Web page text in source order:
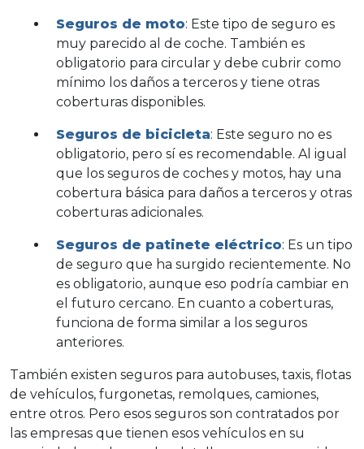
Seguros de moto: Este tipo de seguro es
muy parecido al de coche. También es
obligatorio para circular y debe cubrir como
mínimo los daños a terceros y tiene otras
coberturas disponibles.
Seguros de bicicleta: Este seguro no es
obligatorio, pero sí es recomendable. Al igual
que los seguros de coches y motos, hay una
cobertura básica para daños a terceros y otras
coberturas adicionales.
Seguros de patinete eléctrico: Es un tipo
de seguro que ha surgido recientemente. No
es obligatorio, aunque eso podría cambiar en
el futuro cercano. En cuanto a coberturas,
funciona de forma similar a los seguros
anteriores.
También existen seguros para autobuses, taxis, flotas
de vehículos, furgonetas, remolques, camiones,
entre otros. Pero esos seguros son contratados por
las empresas que tienen esos vehículos en su